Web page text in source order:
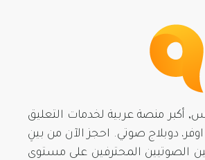
أكبر منصة عربية لخدمات التعليق
دوبلاج صوتي. احجز الآن من بينِ
الصوتيين المحترفين على مستوى